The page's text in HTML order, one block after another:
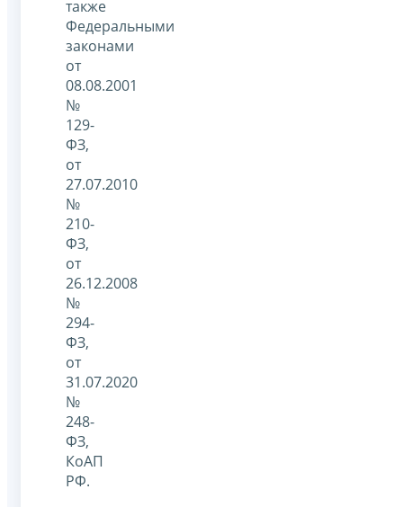
также
Федеральными
законами
от
08.08.2001
№
129-
ФЗ,
от
27.07.2010
№
210-
ФЗ,
от
26.12.2008
№
294-
ФЗ,
от
31.07.2020
№
248-
ФЗ,
КоАП
РФ.